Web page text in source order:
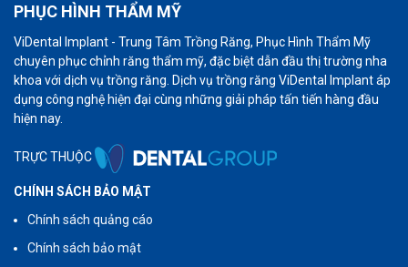
PHỤC HÌNH THẨM MỸ
ViDental Implant - Trung Tâm Trồng Răng, Phục Hình Thẩm Mỹ
chuyên phục chỉnh răng thẩm mỹ, đặc biệt dẫn đầu thị trường nha
khoa với dịch vụ trồng răng. Dịch vụ trồng răng ViDental Implant áp
dụng công nghệ hiện đại cùng những giải pháp tấn tiến hàng đầu
hiện nay.
TRỰC THUỘC
CHÍNH SÁCH BẢO MẬT
Chính sách quảng cáo
Chính sách bảo mật